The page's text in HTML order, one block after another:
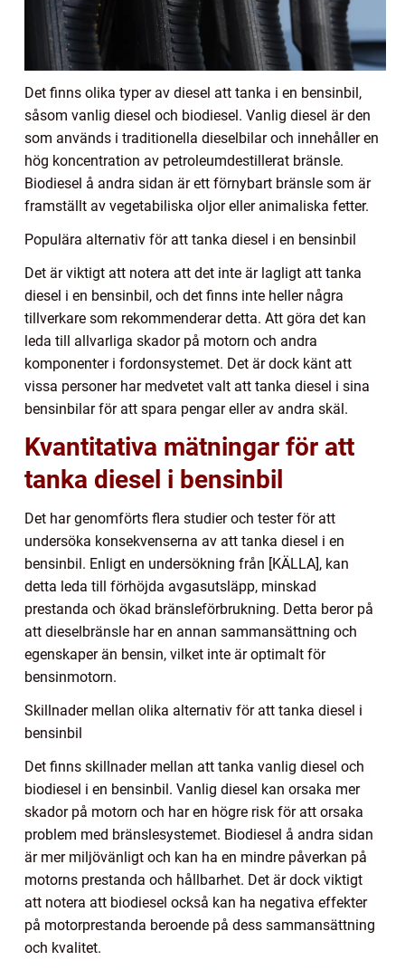
Det finns olika typer av diesel att tanka i en bensinbil,
såsom vanlig diesel och biodiesel. Vanlig diesel är den
som används i traditionella dieselbilar och innehåller en
hög koncentration av petroleumdestillerat bränsle.
Biodiesel å andra sidan är ett förnybart bränsle som är
framställt av vegetabiliska oljor eller animaliska fetter.
Populära alternativ för att tanka diesel i en bensinbil
Det är viktigt att notera att det inte är lagligt att tanka
diesel i en bensinbil, och det finns inte heller några
tillverkare som rekommenderar detta. Att göra det kan
leda till allvarliga skador på motorn och andra
komponenter i fordonsystemet. Det är dock känt att
vissa personer har medvetet valt att tanka diesel i sina
bensinbilar för att spara pengar eller av andra skäl.
Kvantitativa mätningar för att
tanka diesel i bensinbil
Det har genomförts flera studier och tester för att
undersöka konsekvenserna av att tanka diesel i en
bensinbil. Enligt en undersökning från [KÄLLA], kan
detta leda till förhöjda avgasutsläpp, minskad
prestanda och ökad bränsleförbrukning. Detta beror på
att dieselbränsle har en annan sammansättning och
egenskaper än bensin, vilket inte är optimalt för
bensinmotorn.
Skillnader mellan olika alternativ för att tanka diesel i
bensinbil
Det finns skillnader mellan att tanka vanlig diesel och
biodiesel i en bensinbil. Vanlig diesel kan orsaka mer
skador på motorn och har en högre risk för att orsaka
problem med bränslesystemet. Biodiesel å andra sidan
är mer miljövänligt och kan ha en mindre påverkan på
motorns prestanda och hållbarhet. Det är dock viktigt
att notera att biodiesel också kan ha negativa effekter
på motorprestanda beroende på dess sammansättning
och kvalitet.